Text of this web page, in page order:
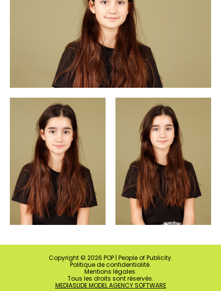
Copyright © 2026 POP | People of Publicity.
Politique de confidentialité.
Mentions légales.
Tous les droits sont réservés.
MEDIASLIDE MODEL AGENCY SOFTWARE